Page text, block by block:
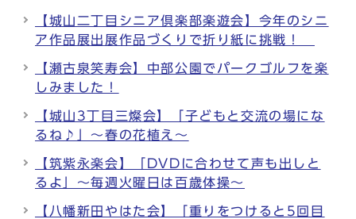
【城山二丁目シニア倶楽部楽遊会】今年のシニ
ア作品展出展作品づくりで折り紙に挑戦！
【瀬古泉笑寿会】中部公園でパークゴルフを楽
しみました！
【城山3丁目三燦会】「子どもと交流の場にな
るね♪」～春の花植え～
【筑紫永楽会】「DVDに合わせて声も出しと
るよ」～毎週火曜日は百歳体操～
【八幡新田やはた会】「重りをつけると5回目